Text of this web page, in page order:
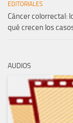
EDITORIALES
Cáncer colorrectal:
qué crecen los
AUDIOS